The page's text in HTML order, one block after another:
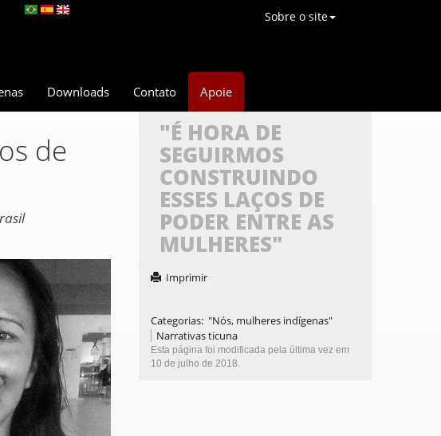
Sobre o site
Downloads Contato Apoie
de
"É HORA DE
SEGUIRMOS
CONSTRUINDO
ESSES LAÇOS DE
PODER ENTRE AS
MULHERES"
Imprimir
Categorias: "Nós, mulheres indígenas"
Narrativas ticuna
Esta página foi modificada pela última vez em
10 de julho de 2018.